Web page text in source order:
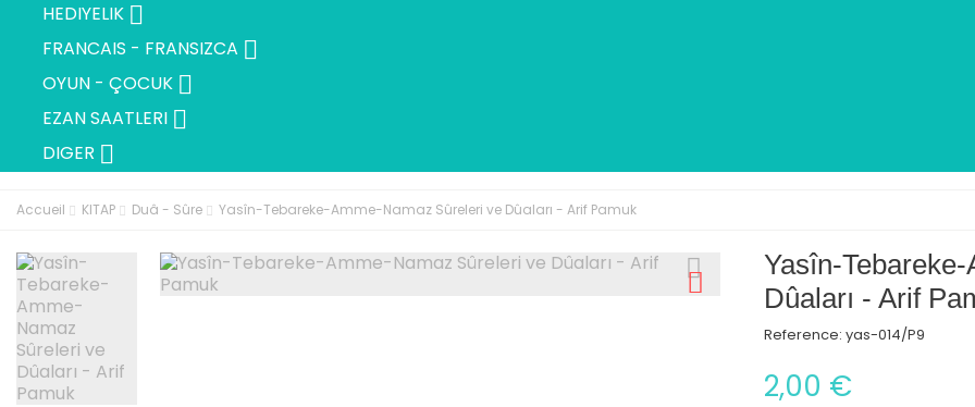
HEDIYELIK 
FRANCAIS - FRANSIZCA 
OYUN - ÇOCUK 
EZAN SAATLERI 
DIGER 
Accueil KITAP Duâ - Sûre Yasîn-Tebareke-Amme-Namaz Sûreleri ve Dûaları - Arif Pamuk
Yasîn-
Dûaları - Arif
Reference: yas-014/P9
2,00 €